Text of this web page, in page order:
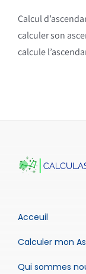
Calcul
calculer son
calcule
Acceuil
Calculer mon
Qui sommes